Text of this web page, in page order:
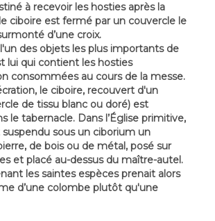
à recevoir les hosties après la
ciboire est fermé par un couvercle le
d’une croix.
des objets les plus importants de
lui qui contient les hosties
consommées au cours de la messe.
le ciboire, recouvert d'un
de tissu blanc ou doré) est
le tabernacle. Dans l’Église primitive,
suspendu sous un ciborium un
de bois ou de métal, posé sur
et placé au-dessus du maître-autel.
les saintes espèces prenait alors
d’une colombe plutôt qu'une